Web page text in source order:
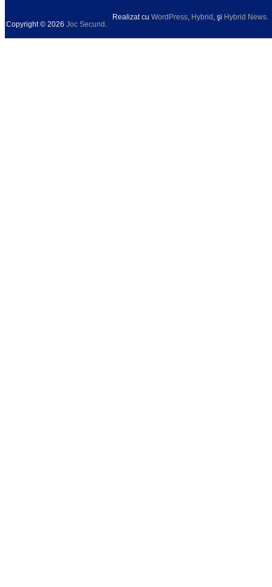
Copyright © 2026 Joc Secund .
Realizat cu WordPress, Hybrid , şi Hybrid News.